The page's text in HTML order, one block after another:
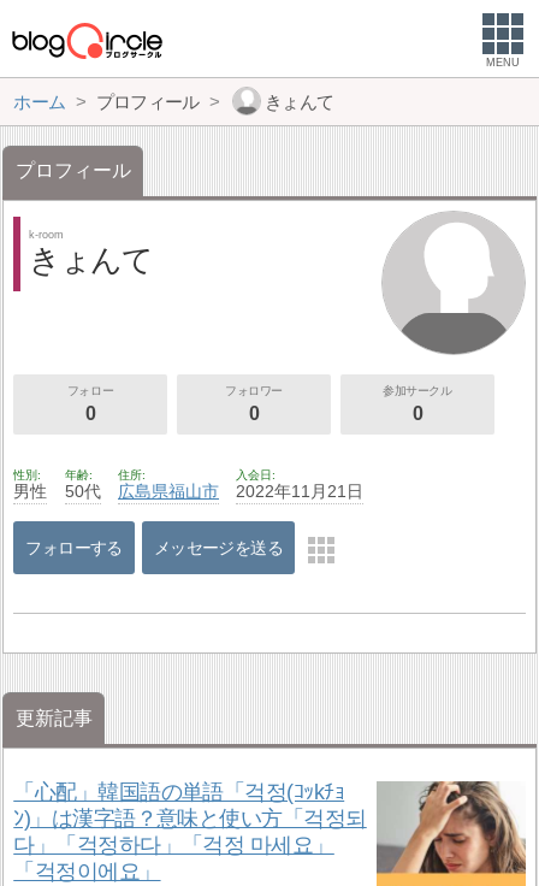
MENU
ホーム プロフィール きょんて
プロフィール
k-room
きょんて
フォロー
0
フォロワー
0
参加サークル
0
性別
男性
年齢
50代
住所
広島県福山市
入会日
2022年11月21日
フォローする メッセージを送る
更新記事
「心配」韓国語の単語「걱정(ｺｯkﾁｮ
ﾝ)」は漢字語？意味と使い方「걱정되
다」「걱정하다」「걱정 마세요」
「걱정이에요」